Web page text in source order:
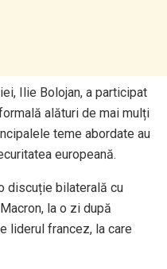
Ilie Bolojan, a participat
alături de mai mulți
teme abordate au
europeană.
discuție bilaterală cu
la o zi după
liderul francez, la care